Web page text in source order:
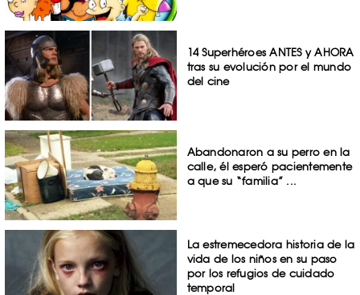
14 Superhéroes ANTES y AHORA
tras su evolución por el mundo
del cine
Abandonaron a su perro en la
calle, él esperó pacientemente
a que su “familia” ...
La estremecedora historia de la
vida de los niños en su paso
por los refugios de cuidado
temporal